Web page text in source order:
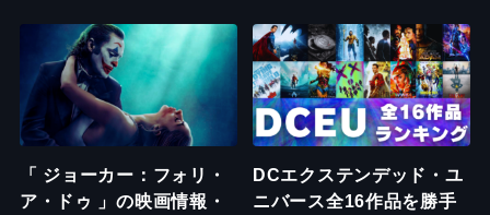
「 ジョーカー：フォリ・
ア・ドゥ 」の映画情報・
DCエクステンデッド・ユ
ニバース全16作品を勝手